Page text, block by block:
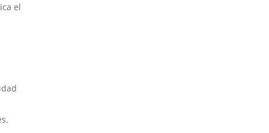
el